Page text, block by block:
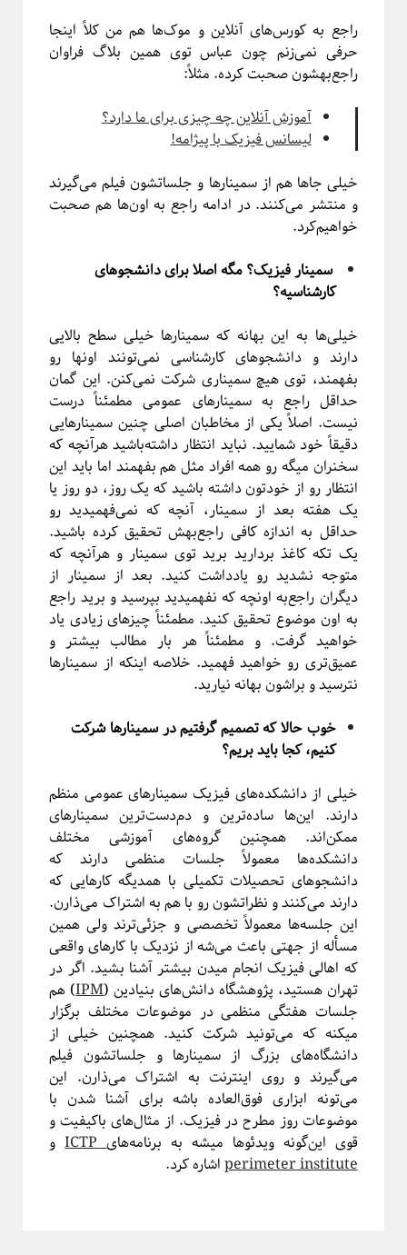
راجع به کورس‌های آنلاین و موک‌ها هم من کلاً اینجا
حرفی نمی‌زنم چون عباس توی همین بلاگ فراوان
راجع‌بهشون صحبت کرده. مثلاً:
آموزش آنلاین چه چیزی برای ما دارد؟
لیسانس فیزیک با پیژامه!
خیلی جاها هم از سمینارها و جلساتشون فیلم می‌گیرند
و منتشر می‌کنند. در ادامه راجع به اون‌ها هم صحبت
خواهیم‌کرد.
سمینار فیزیک؟ مگه اصلا برای دانشجوهای
کارشناسیه؟
خیلی‌ها به این بهانه که سمینا‌رها خیلی سطح بالایی
دارند و دانشجوهای کارشناسی نمی‌تونند اونها رو
بفهمند،‌ توی هیچ سمیناری شرکت نمی‌کنن. این گمان
حداقل راجع به سمینار‌های عمومی مطمئناً درست
نیست. اصلاً یکی از مخاطبان اصلی چنین سمینارهایی
دقیقاً خود شمایید. نباید انتظار داشته‌باشید هرآنچه که
سخنران میگه رو همه افراد مثل هم بفهمند اما باید این
انتظار رو از خودتون داشته باشید که یک روز، دو روز یا
یک هفته بعد از سمینار، آنچه که نمی‌فهمیدید رو
حداقل به اندازه کافی راجع‌بهش تحقیق کرده باشید.
یک تکه کاغذ بردارید برید توی سمینار و هرآنچه که
متوجه نشدید رو یادداشت کنید. بعد از سمینار از
دیگران راجع‌به اونچه که نفهمیدید بپرسید و برید راجع
به اون موضوع تحقیق کنید. مطمئناً چیزهای زیادی یاد
خواهید گرفت. و مطمئناً هر بار مطالب بیشتر و
عمیق‌تری رو خواهید فهمید. خلاصه اینکه از سمینارها
نترسید و براشون بهانه نیارید.
خوب حالا که تصمیم گرفتیم در سمینارها شرکت
کنیم، کجا باید بریم؟
خیلی از دانشکده‌های فیزیک سمینارهای عمومی منظم
دارند. این‌ها ساده‌ترین و دم‌دست‌ترین سمینارهای
ممکن‌اند. همچنین گروه‌های آموزشی مختلف
دانشکده‌ها معمولاً جلسات منظمی دارند که
دانشجوهای تحصیلات تکمیلی با همدیگه کارهایی که
دارند می‌کنند و نظراتشون رو با هم به اشتراک می‌ذارن.
این جلسه‌ها معمولاً تخصصی و جزئی‌ترند ولی همین
مسأله از جهتی باعث می‌شه از نزدیک با کارهای واقعی
که اهالی فیزیک انجام میدن بیشتر آشنا بشید. اگر در
تهران هستید، پژوهشگاه دانش‌های بنیادین (IPM) هم
جلسات هفتگی منظمی در موضوعات مختلف برگزار
میکنه که می‌تونید شرکت کنید. همچنین خیلی از
دانشگاه‌های بزرگ از سمینارها و جلساتشون فیلم
می‌گیرند و روی اینترنت به اشتراک می‌ذارن. این
می‌تونه ابزاری فوق‌العاده باشه برای آشنا شدن با
موضوعات روز مطرح در فیزیک. از مثال‌های باکیفیت و
قوی این‌گونه ویدئوها میشه به برنامه‌هایICTP
و
perimeter instituteاشاره کرد.